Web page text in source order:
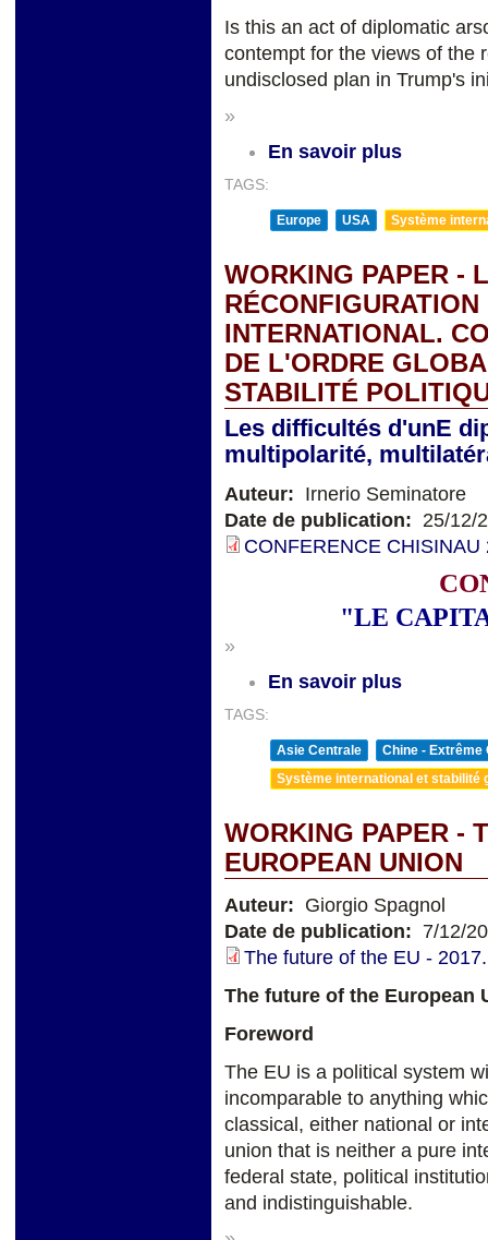
Is this an act of diplomatic
contempt for the views of the
undisclosed plan in Trump's
»
En savoir plus
TAGS:
Europe USA Système
WORKING PAPER -
INTERNATIONAL.
DE L'ORDRE
STABILITÉ
Les difficultés d'unE
multipolarité,
Auteur: Irnerio Seminatore
Date de publication: 25/12/
CONFERENCE
"LE
»
En savoir plus
TAGS:
Asie Centrale
Chine - Extrême
Système international et stabilité
WORKING PAPER -
EUROPEAN UNION
Auteur: Giorgio Spagnol
Date de publication: 7/12/
The future of the EU -
The future of the European
Foreword
The EU is a political system
incomparable to anything
classical, either national or
union that is neither a pure
federal state, political
and indistinguishable.